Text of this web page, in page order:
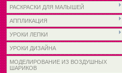
РАСКРАСКИ ДЛЯ МАЛЫШЕЙ
АППЛИКАЦИЯ
УРОКИ ЛЕПКИ
УРОКИ ДИЗАЙНА
МОДЕЛИРОВАНИЕ ИЗ ВОЗДУШНЫХ
ШАРИКОВ